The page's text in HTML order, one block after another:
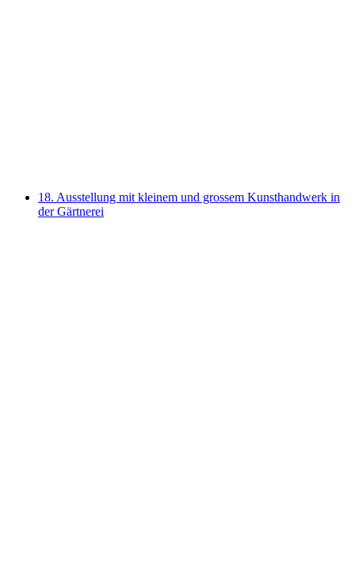
18. Ausstellung mit kleinem und grossem Kunsthandwerk in
der Gärtnerei